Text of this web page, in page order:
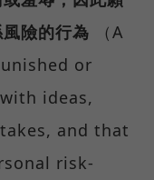
險的行為 （A
or
ideas,
and that
risk-